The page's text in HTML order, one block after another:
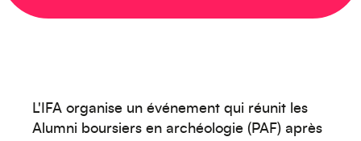
L'IFA organise un événement qui réunit les
Alumni boursiers en archéologie (PAF) après